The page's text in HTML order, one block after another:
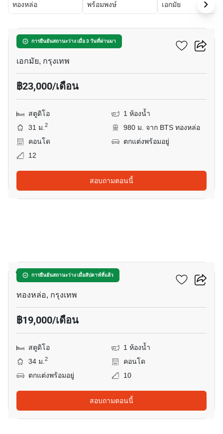
ทองหล่อ พร้อมพงษ์ เอกมัย
การยืนยันสถานะว่าง เมื่อ 3 วันที่ผ่านมา
ริธึ่ม เอกมัย เอสเตท
เอกมัย, กรุงเทพ
฿23,000/เดือน
สตูดิโอ
1 ห้องน้ำ
31 ม.2
980 ม. จาก BTS ทองหล่อ
คอนโด
ตกแต่งพร้อมอยู่
12
สอบถามตอนนี้
การยืนยันสถานะว่าง เมื่อสัปดาห์ที่แล้ว
ไอวี่ ทองหล่อ 23
ทองหล่อ, กรุงเทพ
฿19,000/เดือน
สตูดิโอ
1 ห้องน้ำ
34 ม.2
คอนโด
ตกแต่งพร้อมอยู่
10
สอบถามตอนนี้